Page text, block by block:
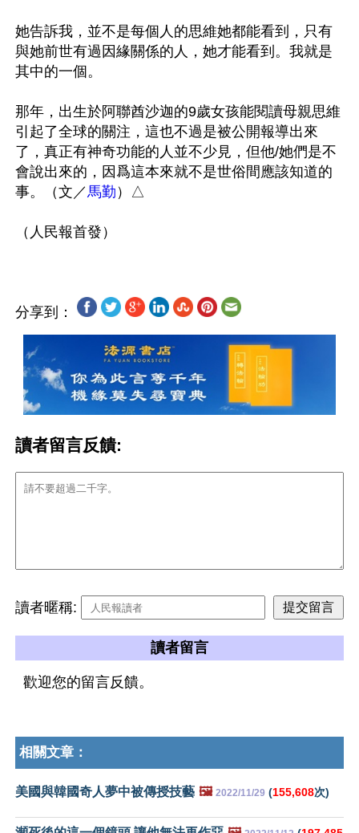
她告訴我，並不是每個人的思維她都能看到，只有
與她前世有過因緣關係的人，她才能看到。我就是
其中的一個。
那年，出生於阿聯酋沙迦的9歲女孩能閱讀母親思維
引起了全球的關注，這也不過是被公開報導出來
了，真正有神奇功能的人並不少見，但他/她們是不
會說出來的，因爲這本來就不是世俗間應該知道的
事。（文／馬勤 ）△
分享到：
讀者留言反饋:
讀者暱稱:
讀者留言
歡迎您的留言反饋。
相關文章：
美國與韓國奇人夢中被傳授技藝 🖼️ 2022/11/29 (155,608次)